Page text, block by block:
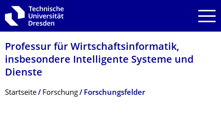
Zur Hauptnavigation springen
Zur Suche springen
Zum Inhalt springen
Professur für Wirtschaftsinfor­matik,
insbesondere Intelligente Systeme und
Dienste
Breadcrumb-Menü
Startseite Forschung Forschungsfelder